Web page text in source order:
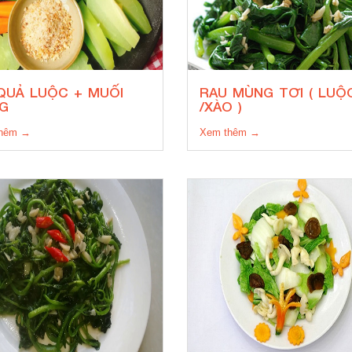
LUỘC + MUỐI
→
RAU MÙNG TƠI (
/XÀO )
Xem thêm →